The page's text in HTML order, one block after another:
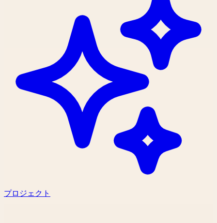
プロジェクト